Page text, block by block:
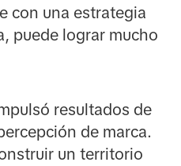
con una estrategia
puede lograr mucho
resultados de
de marca.
un territorio